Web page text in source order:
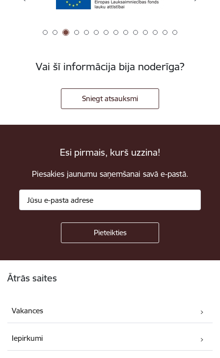
Vai šī informācija bija noderīga?
Sniegt atsauksmi
Esi pirmais, kurš uzzina!
Piesakies jaunumu saņemšanai savā e-pastā.
Ātrās saites
Vakances
Iepirkumi